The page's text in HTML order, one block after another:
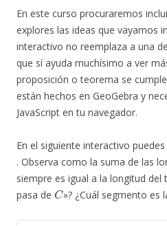
En este curso procuraremos
explores las ideas que vayamos
interactivo no reemplaza a una
que sí ayuda muchísimo a ver
proposición o teorema se
están hechos en GeoGebra y
JavaScript en tu navegador.
En el siguiente interactivo
. Observa como la suma de las
siempre es igual a la longitud del
pasa de
C
»? ¿Cuál segmento es